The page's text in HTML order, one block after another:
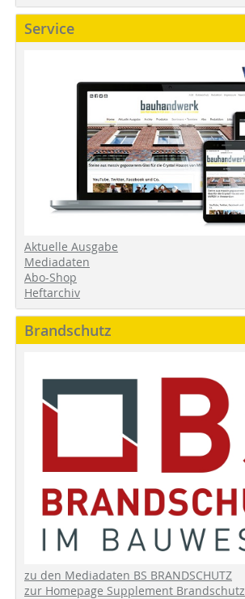
Service
Aktuelle Ausgabe
Mediadaten
Abo-Shop
Heftarchiv
Brandschutz
zu den Mediadaten BS BRANDSCHUTZ
zur Homepage Supplement Brandschutz